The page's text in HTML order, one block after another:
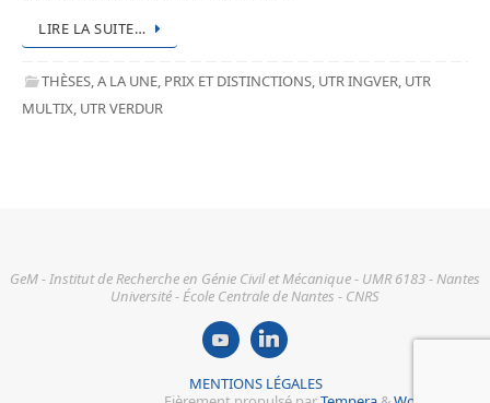
LIRE LA SUITE…
THÈSES,A LA UNE, PRIX ET DISTINCTIONS, UTR INGVER, UTR
MULTIX, UTR VERDUR
GeM - Institut de Recherche en Génie Civil et Mécanique - UMR 6183 - Nantes
Université - École Centrale de Nantes - CNRS
MENTIONS LÉGALES